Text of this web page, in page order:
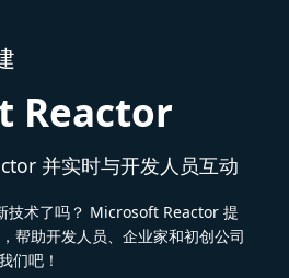
Reactor
并实时与开发人员互动
技术了吗？ Microsoft Reactor 提
帮助开发人员、企业家和初创公司
们吧！